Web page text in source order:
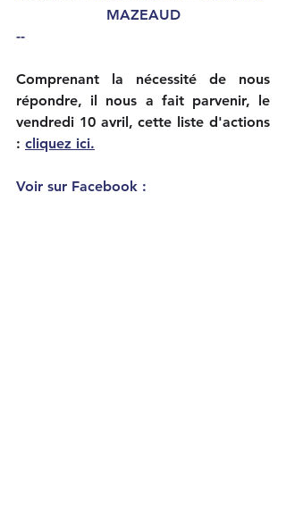
MAZEAUD
--
Comprenant la nécessité de nous
répondre, il nous a fait parvenir, le
vendredi 10 avril, cette liste d'actions
: cliquez ici.
Voir sur Facebook :